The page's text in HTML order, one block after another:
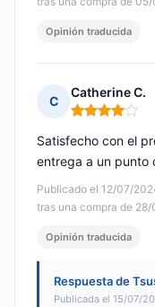
Opinión traducida
C
Catherine C.
Nota: 4 de 5
Publicado el 12/07/
tras una compra de
Satisfecho con el
entrega a un punto
Opinión traducida
Respuesta de
Publicada el 15/07/